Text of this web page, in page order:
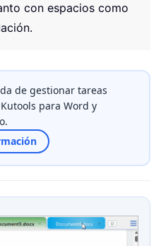
con espacios como
de gestionar tareas
para Word y